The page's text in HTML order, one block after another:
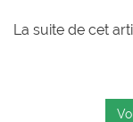
La suite de cet